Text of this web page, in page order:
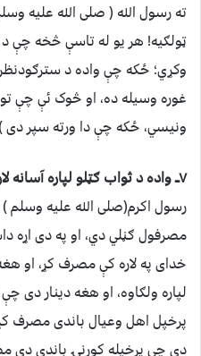
ته رسول الله ( صلی الله علیه
ټولګیه! هر یو له تاسې څخه چې د
وکړي؛ ځکه چې واده د
غوره وسیله ده، او څوک ئې چې
ونیسي، ځکه چې دا ورته سپر دی
۷ــ واده د ثواب ګټلو لپاره آسانه لاره ده.
رسول اکرم(صلی الله علیه وسلم
مصرفول ګڼلي دي، او په دی اړه
خدای په لاره کې مصرف کړ، او
لپاره ولګاوه، او هغه دینار دی
پرخپل اهل وعیال باندی مصرف
دې چې پرخپله کورنۍ باندی دی